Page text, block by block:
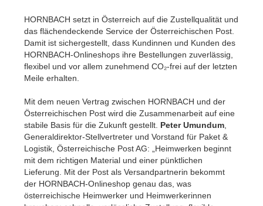
HORNBACH setzt in Österreich auf die Zustellqualität und
das flächendeckende Service der Österreichischen Post.
Damit ist sichergestellt, dass Kundinnen und Kunden des
HORNBACH-Onlineshops ihre Bestellungen zuverlässig,
flexibel und vor allem zunehmend CO₂-frei auf der letzten
Meile erhalten.
Mit dem neuen Vertrag zwischen HORNBACH und der
Österreichischen Post wird die Zusammenarbeit auf eine
stabile Basis für die Zukunft gestellt. Peter Umundum
Generaldirektor-Stellvertreter und Vorstand für Paket &
Logistik, Österreichische Post AG: „Heimwerken beginnt
mit dem richtigen Material und einer pünktlichen
Lieferung. Mit der Post als Versandpartnerin bekommt
der HORNBACH-Onlineshop genau das, was
österreichische Heimwerker und Heimwerkerinnen